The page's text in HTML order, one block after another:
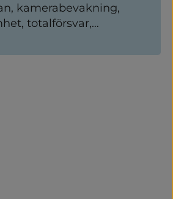
kamerabevakning,
totalförsvar,
brottsförebyggande